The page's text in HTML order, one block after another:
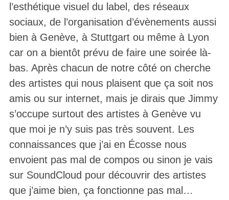
l’esthétique visuel du label, des réseaux
sociaux, de l’organisation d’évènements aussi
bien à Genève, à Stuttgart ou même à Lyon
car on a bientôt prévu de faire une soirée là-
bas. Après chacun de notre côté on cherche
des artistes qui nous plaisent que ça soit nos
amis ou sur internet, mais je dirais que Jimmy
s’occupe surtout des artistes à Genève vu
que moi je n’y suis pas très souvent. Les
connaissances que j’ai en Écosse nous
envoient pas mal de compos ou sinon je vais
sur SoundCloud pour découvrir des artistes
que j’aime bien, ça fonctionne pas mal…